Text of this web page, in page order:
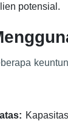
potensial.